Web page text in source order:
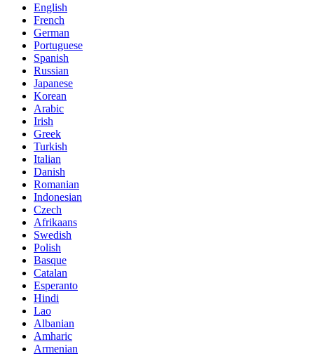
English
French
German
Portuguese
Spanish
Russian
Japanese
Korean
Arabic
Irish
Greek
Turkish
Italian
Danish
Romanian
Indonesian
Czech
Afrikaans
Swedish
Polish
Basque
Catalan
Esperanto
Hindi
Lao
Albanian
Amharic
Armenian